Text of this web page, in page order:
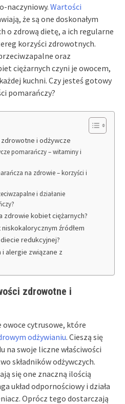
naczyniowy. Wartości
że są one doskonałym
o zdrową dietę, a ich regularne
korzyści zdrowotnych.
oraz
ciężarnych czyni je owocem,
kuchni. Czy jesteś gotowy
pomarańczy?
zdrowotne i odżywcze
pomarańczy – witaminy i
na zdrowie – korzyści i
i działanie
zdrowie kobiet ciężarnych?
źródłem
redukcyjnej?
alergie związane z
zdrowotne i
cytrusowe, które
odżywianiu. Cieszą się
na swoje liczne właściwości
składników odżywczych.
się one znaczną ilością
układ odpornościowy i działa
Oprócz tego dostarczają